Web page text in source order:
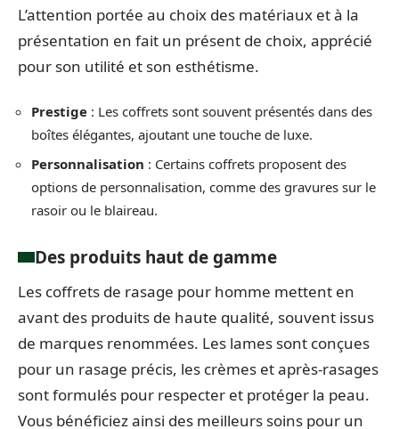
L’attention portée au choix des matériaux et à la
présentation en fait un présent de choix, apprécié
pour son utilité et son esthétisme.
Prestige : Les coffrets sont souvent présentés dans des
boîtes élégantes, ajoutant une touche de luxe.
Personnalisation : Certains coffrets proposent des
options de personnalisation, comme des gravures sur le
rasoir ou le blaireau.
Des produits haut de gamme
Les coffrets de rasage pour homme mettent en
avant des produits de haute qualité, souvent issus
de marques renommées. Les lames sont conçues
pour un rasage précis, les crèmes et après-rasages
sont formulés pour respecter et protéger la peau.
Vous bénéficiez ainsi des meilleurs soins pour un